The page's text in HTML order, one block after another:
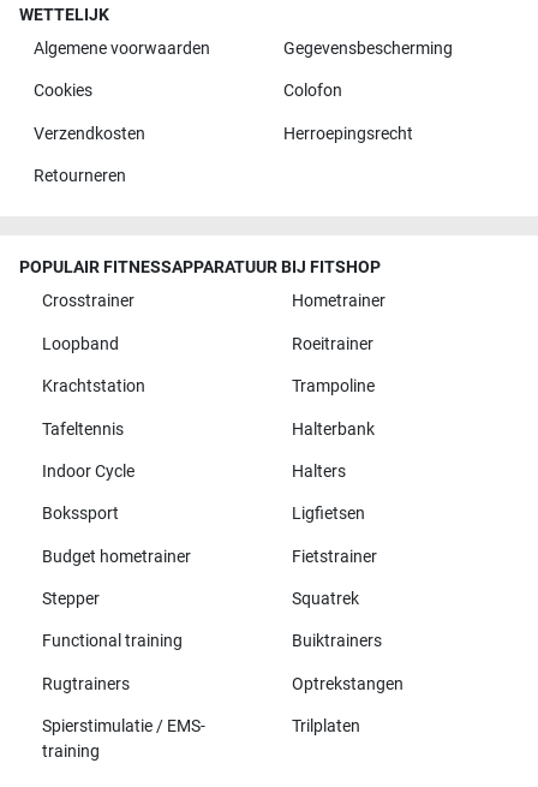
WETTELIJK
Algemene voorwaarden
Gegevensbescherming
Cookies Colofon
Verzendkosten Herroepingsrecht
Retourneren
POPULAIR FITNESSAPPARATUUR BIJ FITSHOP
Crosstrainer
Hometrainer
Loopband Roeitrainer
Krachtstation Trampoline
Tafeltennis Halterbank
Indoor Cycle Halters
Bokssport Ligfietsen
Budget hometrainer Fietstrainer
Stepper Squatrek
Functional training Buiktrainers
Rugtrainers Optrekstangen
Spierstimulatie / EMS-
training
Trilplaten